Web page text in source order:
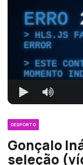
ERRO
HLS.JS
ERROR
ESTE
MOMENTO
DESPORTO
Gonçalo
seleção